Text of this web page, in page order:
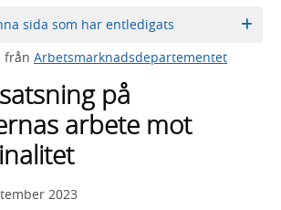
sida som har entledigats
från Arbetsmarknadsdepartementet
på
arbete mot
2023